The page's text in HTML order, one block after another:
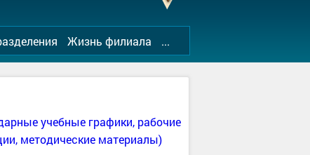
Жизнь филиала ...
учебные графики, рабочие
методические материалы)